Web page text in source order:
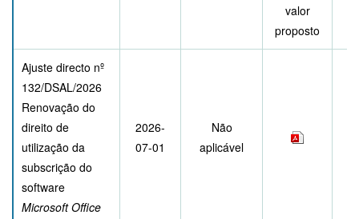
valor
proposto
Ajuste directo nº
132/DSAL/2026
Renovação do
direito de
utilização da
subscrição do
software
Microsoft Office
2026-
07-01
Não
aplicável